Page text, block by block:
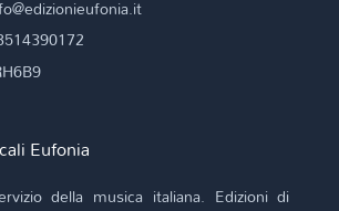
Eufonia
della musica italiana. Edizioni di